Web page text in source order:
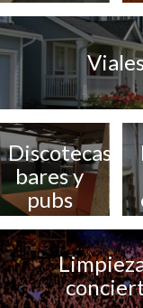
Discotecas,
bares y
pubs